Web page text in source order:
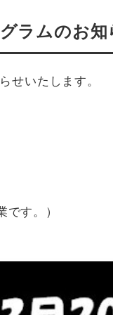
ラムのお知
せいたします。
です。）